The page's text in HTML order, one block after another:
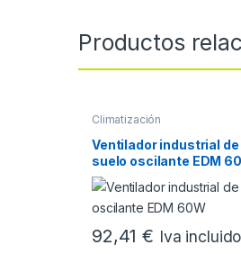
Productos
Climatización
Ventilador industrial de
suelo oscilante EDM
92,41€ Iva incluido